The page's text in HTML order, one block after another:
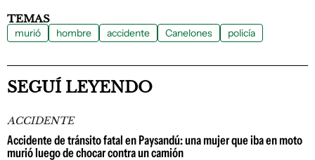
TEMAS
murió hombre accidente Canelones policía
SEGUÍ LEYENDO
ACCIDENTE
Accidente de tránsito fatal en Paysandú: una mujer que iba en moto
murió luego de chocar contra un camión